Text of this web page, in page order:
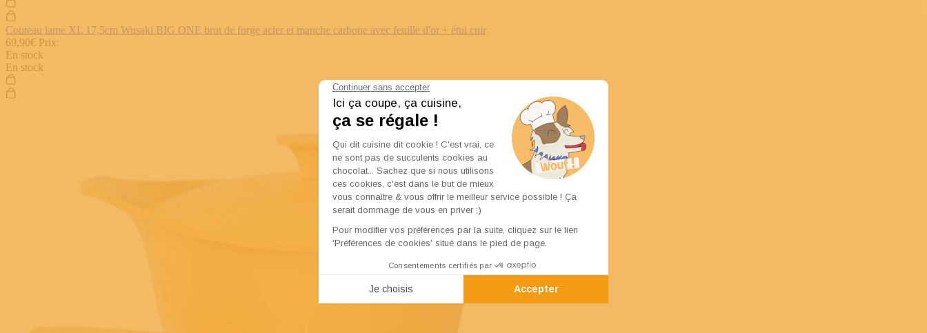
Couteau lame XL 17,5cm Wusaki BIG ONE brut de forge acier et manche carbone avec feuille d'or + étui cuir
69,90€ Prix:
En stock
En stock